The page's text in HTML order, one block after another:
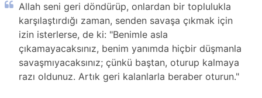
Allah seni geri döndürüp, onlardan bir toplulukla
karşılaştırdığı zaman, senden savaşa çıkmak için
izin isterlerse, de ki: "Benimle asla
çıkamayacaksınız, benim yanımda hiçbir düşmanla
savaşmıyacaksınız; çünkü baştan, oturup kalmaya
razı oldunuz. Artık geri kalanlarla beraber oturun."